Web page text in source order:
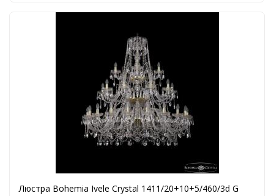
Люстра Bohemia Ivele Crystal 1411/20+10+5/460/3d G